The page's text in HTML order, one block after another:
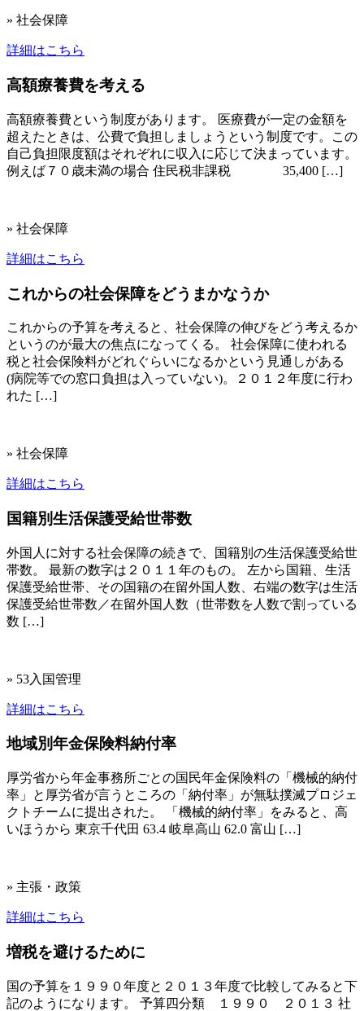
» 社会保障
詳細はこちら
高額療養費を考える
高額療養費という制度があります。 医療費が一定の金額を
超えたときは、公費で負担しましょうという制度です。この
自己負担限度額はそれぞれに収入に応じて決まっています。
例えば７０歳未満の場合 住民税非課税 35,400 […]
» 社会保障
詳細はこちら
これからの社会保障をどうまかなうか
これからの予算を考えると、社会保障の伸びをどう考えるか
というのが最大の焦点になってくる。 社会保障に使われる
税と社会保険料がどれぐらいになるかという見通しがある
(病院等での窓口負担は入っていない)。２０１２年度に行わ
れた […]
» 社会保障
詳細はこちら
国籍別生活保護受給世帯数
外国人に対する社会保障の続きで、国籍別の生活保護受給世
帯数。 最新の数字は２０１１年のもの。 左から国籍、生活
保護受給世帯、その国籍の在留外国人数、右端の数字は生活
保護受給世帯数／在留外国人数（世帯数を人数で割っている
数 […]
» 53入国管理
詳細はこちら
地域別年金保険料納付率
厚労省から年金事務所ごとの国民年金保険料の「機械的納付
率」と厚労省が言うところの「納付率」が無駄撲滅プロジェ
クトチームに提出された。 「機械的納付率」をみると、高
いほうから 東京千代田 63.4 岐阜高山 62.0 富山 […]
» 主張・政策
詳細はこちら
増税を避けるために
国の予算を１９９０年度と２０１３年度で比較してみると下
記のようになります。 予算四分類 １９９０ ２０１３ 社